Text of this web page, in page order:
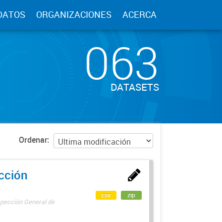
ORGANIZACIONES ACERCA
063
DATASETS
Ordenar
General de
csv zip